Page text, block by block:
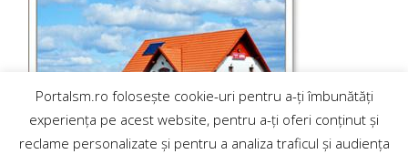
Portalsm.ro folosește cookie-uri pentru a-ți îmbunătăți
experiența pe acest website, pentru a-ți oferi conținut și
reclame personalizate și pentru a analiza traficul și audiența